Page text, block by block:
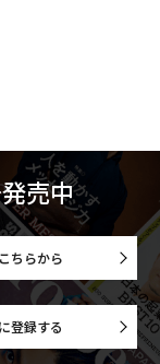
売中
ちらから
登録する